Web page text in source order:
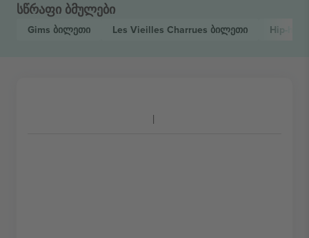
სწრაფი ბმულები
Gims ბილეთი Les Vieilles Charrues ბილეთი Hip-hop